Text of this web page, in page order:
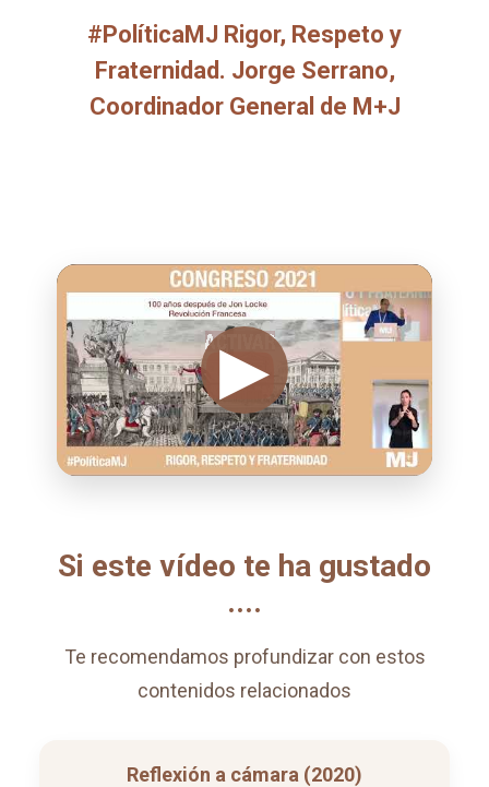
#PolíticaMJ Rigor, Respeto y
Fraternidad. Jorge Serrano,
Coordinador General de M+J
Si este vídeo te ha gustado
....
Te recomendamos profundizar con estos
contenidos relacionados
Reflexión a cámara (2020)